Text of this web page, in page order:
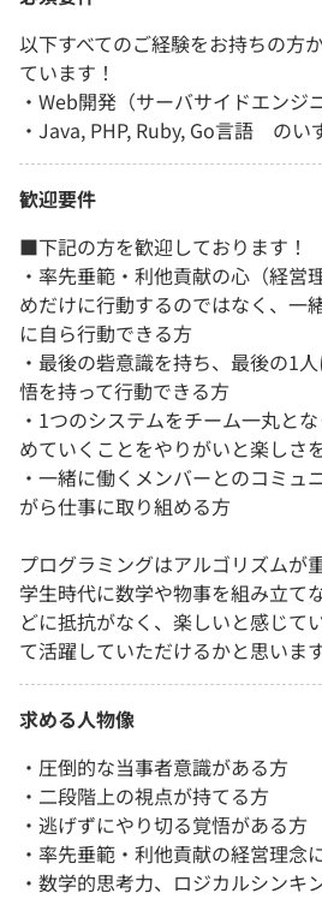
以下すべてのご経験をお持ちの方
ています！
・Web開発（サーバサイドエン
・Java, PHP, Ruby, Go言語 の
歓迎要件
■下記の方を歓迎しております！
・率先垂範・利他貢献の心（経営
めだけに行動するのではなく、一
に自ら行動できる方
・最後の砦意識を持ち、最後の1
悟を持って行動できる方
・1つのシステムをチーム一丸と
めていくことをやりがいと楽しさ
・一緒に働くメンバーとのコミュ
がら仕事に取り組める方
プログラミングはアルゴリズムが
学生時代に数学や物事を組み立て
どに抵抗がなく、楽しいと感じて
て活躍していただけるかと思いま
求める人物像
・圧倒的な当事者意識がある方
・二段階上の視点が持てる方
・逃げずにやり切る覚悟がある方
・率先垂範・利他貢献の経営理念
・数学的思考力、ロジカルシンキ